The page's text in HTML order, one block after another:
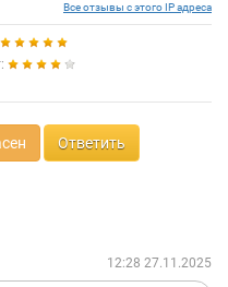
Все отзывы с этого IP адреса
Ответить
12:28 27.11.2025